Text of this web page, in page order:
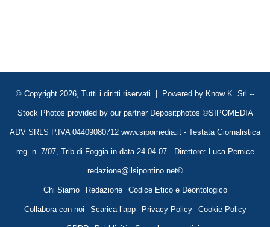
© Copyright 2026, Tutti i diritti riservati | Powered by Know K. Srl --
Stock Photos provided by our partner Depositphotos ©SIPOMEDIA
ADV SRLS P.IVA 04409080712 www.sipomedia.it - Testata Giornalistica
reg. n. 7/07, Trib di Foggia in data 24.04.07 - Direttore: Luca Pernice
redazione@ilsipontino.net©
Chi Siamo Redazione Codice Etico e Deontologico
Collabora con noi Scarica l’app Privacy Policy Cookie Policy